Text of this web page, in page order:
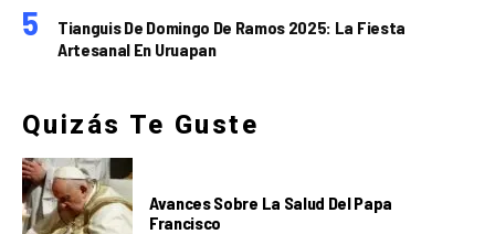
Tianguis De Domingo De Ramos 2025: La Fiesta
Artesanal En Uruapan
Quizás Te Guste
Avances Sobre La Salud Del Papa
Francisco